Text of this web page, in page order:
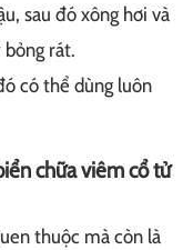
sau đó xông hơi và
bỏng rát.
có thể dùng luôn
chữa viêm cổ tử
thuộc mà còn là